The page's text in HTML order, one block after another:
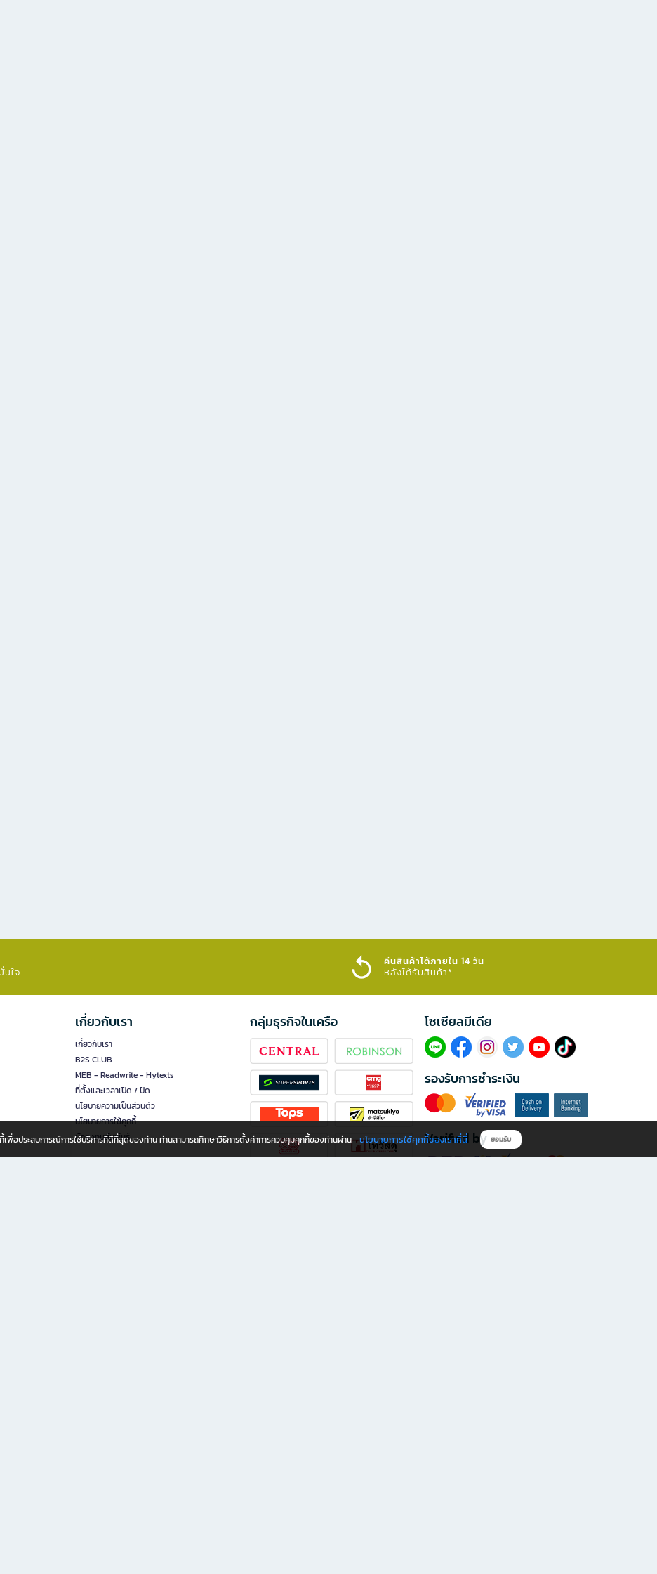
นใจ​
คืนสินค้าได้ภายใน 14 วัน
หลังได้รับสินค้า*
เกี่ยวกับเรา
เกี่ยวกับเรา
B2S CLUB
MEB - Readwrite - Hytexts
ที่ตั้งและเวลาเปิด / ปิด
นโยบายความเป็นส่วนตัว
นโยบายการใช้คุกกี้
นักลงทุนสัมพันธ์
กลุ่มธุรกิจในเครือ โซเซียลมีเดีย​
รองรับการชำระเงิน
Verified by
เพื่อประสบการณ์การใช้บริการที่ดีที่สุดของท่าน ท่านสามารถศึกษาวิธีการตั้งค่าการควบคุมคุกกี้ของท่านผ่าน นโยบายการใช้คุกกี้ของเราที่นี่ ยอมรับ